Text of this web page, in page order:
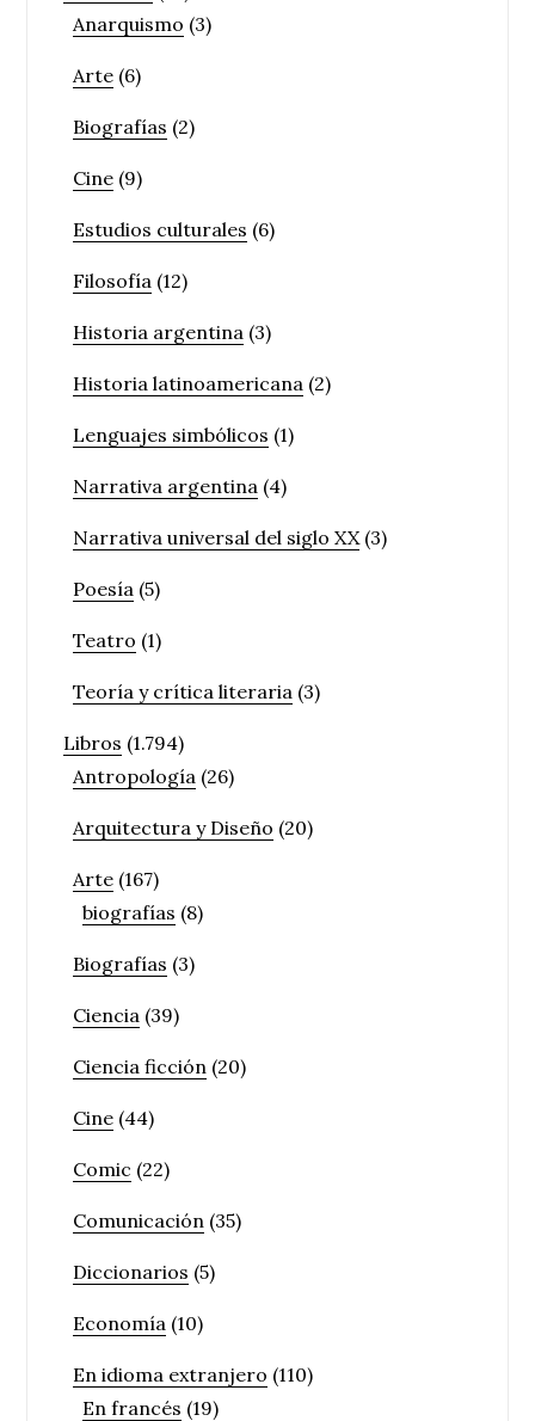
Anarquismo (3)
Arte (6)
Biografías (2)
Cine (9)
Estudios culturales (6)
Filosofía (12)
Historia argentina (3)
Historia latinoamericana (2)
Lenguajes simbólicos (1)
Narrativa argentina (4)
Narrativa universal del siglo XX(3)
Poesía (5)
Teatro (1)
Teoría y crítica literaria (3)
Libros (1.794)
Antropología (26)
Arquitectura y Diseño (20)
Arte (167)
biografías (8)
Biografías (3)
Ciencia (39)
Ciencia ficción (20)
Cine (44)
Comic (22)
Comunicación (35)
Diccionarios (5)
Economía (10)
En idioma extranjero (110)
En francés (19)